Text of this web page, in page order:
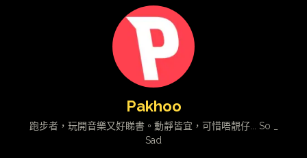
Pakhoo
跑步者，玩開音樂又好睇書。動靜皆宜，可惜唔靚仔... So _
Sad